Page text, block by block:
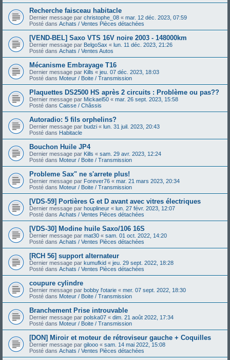
Recherche faisceau habitacle
Dernier message par christophe_08 « mar. 12 déc. 2023, 07:59
Posté dans Achats / Ventes Pièces détachées
[VEND-BEL] Saxo VTS 16V noire 2003 - 148000km
Dernier message par BelgoSax « lun. 11 déc. 2023, 21:26
Posté dans Achats / Ventes Autos
Mécanisme Embrayage T16
Dernier message par Kills « jeu. 07 déc. 2023, 18:03
Posté dans Moteur / Boite / Transmission
Plaquettes DS2500 HS après 2 circuits : Problème ou pas??
Dernier message par Mickael50 « mar. 26 sept. 2023, 15:58
Posté dans Caisse / Châssis
Autoradio: 5 fils orphelins?
Dernier message par budzi « lun. 31 juil. 2023, 20:43
Posté dans Habitacle
Bouchon Huile JP4
Dernier message par Kills « sam. 29 avr. 2023, 12:24
Posté dans Moteur / Boite / Transmission
Probleme Sax" ne s'arrete plus!
Dernier message par Forever76 « mar. 21 mars 2023, 20:34
Posté dans Moteur / Boite / Transmission
[VDS-59] Portières G et D avant avec vitres électriques
Dernier message par houplineur « lun. 27 févr. 2023, 12:07
Posté dans Achats / Ventes Pièces détachées
[VDS-30] Modine huile Saxo/106 16S
Dernier message par mat30 « sam. 01 oct. 2022, 14:20
Posté dans Achats / Ventes Pièces détachées
[RCH 56] support alternateur
Dernier message par kumufkid « jeu. 29 sept. 2022, 18:28
Posté dans Achats / Ventes Pièces détachées
coupure cylindre
Dernier message par bobby l'otarie « mer. 07 sept. 2022, 18:30
Posté dans Moteur / Boite / Transmission
Branchement Prise introuvable
Dernier message par polska07 « dim. 21 août 2022, 17:34
Posté dans Moteur / Boite / Transmission
[DON] Miroir et moteur de rétroviseur gauche + Coquilles
Dernier message par gilooo « sam. 14 mai 2022, 15:08
Posté dans Achats / Ventes Pièces détachées